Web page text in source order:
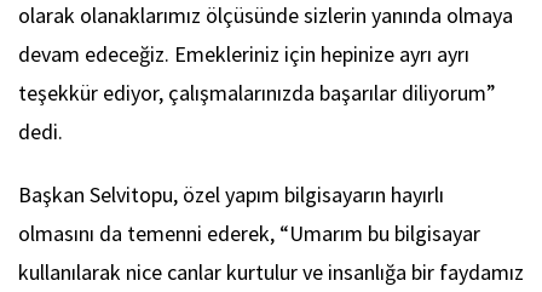
olarak olanaklarımız ölçüsünde sizlerin yanında olmaya
devam edeceğiz. Emekleriniz için hepinize ayrı ayrı
teşekkür ediyor, çalışmalarınızda başarılar diliyorum”
dedi.
Başkan Selvitopu, özel yapım bilgisayarın hayırlı
olmasını da temenni ederek, “Umarım bu bilgisayar
kullanılarak nice canlar kurtulur ve insanlığa bir faydamız